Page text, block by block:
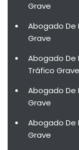
Grave
Abogado De
Grave
Abogado De
Tráfico Grave
Abogado De
Grave
Abogado De
Grave